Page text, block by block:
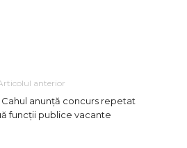
anterior
Cahul anunță concurs repetat
funcții publice vacante